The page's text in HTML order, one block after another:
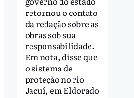
retornou o contato
da redação sobre as
obras sob sua
responsabilidade.
Em nota, disse que
o sistema de
proteção no rio
Jacuí, em Eldorado